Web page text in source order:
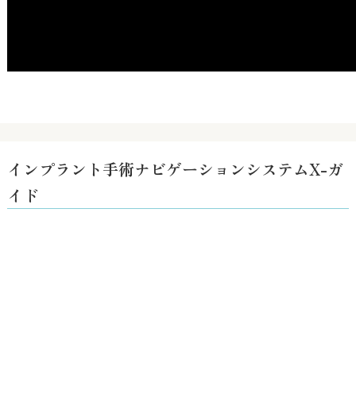
インプラント手術ナビゲーションシステムX-ガ
イド